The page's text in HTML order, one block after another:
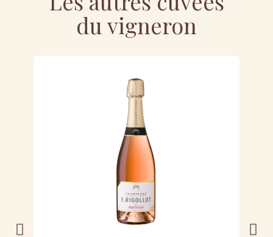
du vigneron